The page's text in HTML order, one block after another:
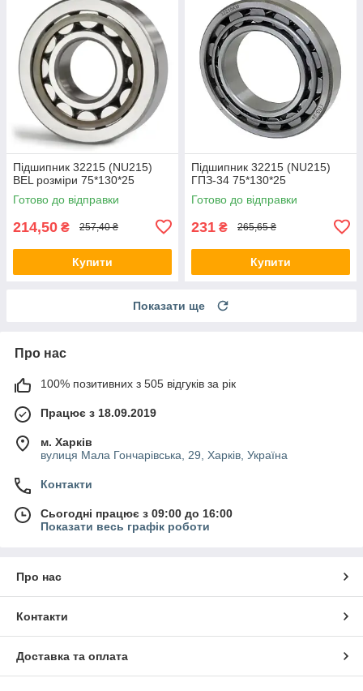
Підшипник 32215 (NU215)
BEL розміри 75*130*25
Готово до відправки
214,50 ₴ 257,40 ₴
Купити
Підшипник 32215 (NU215)
ГПЗ-34 75*130*25
Готово до відправки
231 ₴ 265,65 ₴
Купити
Показати ще
Про нас
100% позитивних з 505 відгуків за рік
Працює з 18.09.2019
м. Харків
вулиця Мала Гончарівська, 29, Харків, Україна
Контакти
Сьогодні працює з 09:00 до 16:00
Показати весь графік роботи
Про нас
Контакти
Доставка та оплата